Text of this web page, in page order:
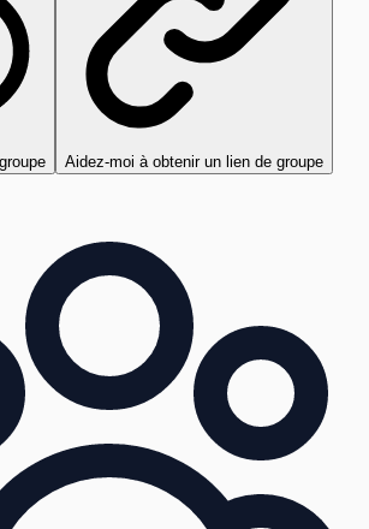
Aidez-moi à obtenir un lien de groupe